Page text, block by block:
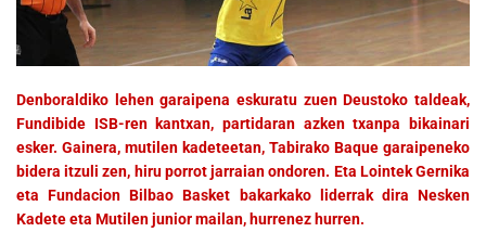
Denboraldiko lehen garaipena eskuratu zuen Deustoko taldeak,
Fundibide ISB-ren kantxan, partidaran azken txanpa bikainari
esker. Gainera, mutilen kadeteetan, Tabirako Baque garaipeneko
bidera itzuli zen, hiru porrot jarraian ondoren. Eta Lointek Gernika
eta Fundacion Bilbao Basket bakarkako liderrak dira Nesken
Kadete eta Mutilen junior mailan, hurrenez hurren.